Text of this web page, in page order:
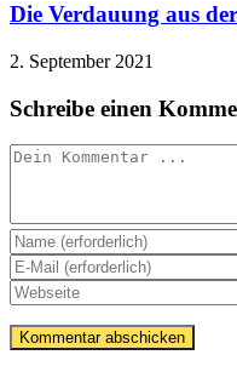
Die Verdauung aus
2. September 2021
Schreibe einen